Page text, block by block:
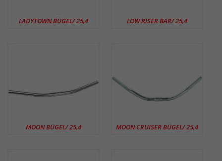
LADYTOWN BÜGEL/ 25,4 LOW RISER BAR/ 25,4
MOON BÜGEL/ 25,4 MOON CRUISER BÜGEL/ 25,4